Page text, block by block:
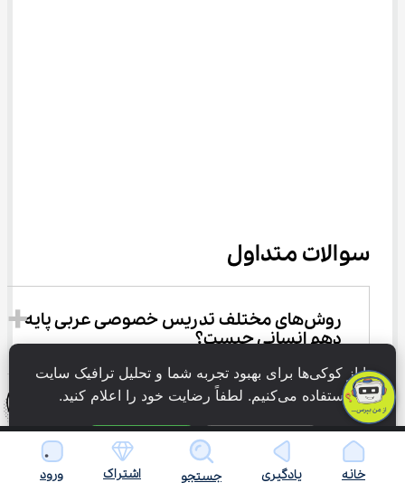
سوالات متداول
روش‌های مختلف تدریس خصوصی عربی پایه
دهم انسانی چیست؟
بهترین تدریس خصوصی عربی دهم انسانی
چیست؟
خانه یادگیری جستجو اشتراک ورود
ما از کوکی‌ها برای بهبود تجربه شما و تحلیل ترافیک سایت
استفاده می‌کنیم. لطفاً رضایت خود را اعلام کنید.
فقط ضروری پذیرش همه